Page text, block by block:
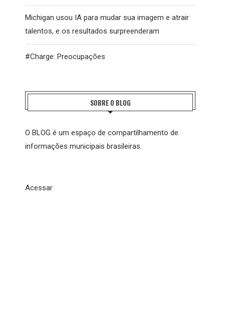
Michigan usou IA para mudar sua imagem e atrair
talentos, e os resultados surpreenderam
#Charge: Preocupações
SOBRE O BLOG
O BLOG é um espaço de compartilhamento de
informações municipais brasileiras.
Acessar